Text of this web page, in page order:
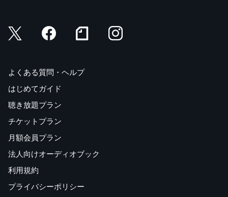
よくある質問・ヘルプ
はじめてガイド
聴き放題プラン
チケットプラン
月額会員プラン
法人向けオーディオブック
利用規約
プライバシーポリシー